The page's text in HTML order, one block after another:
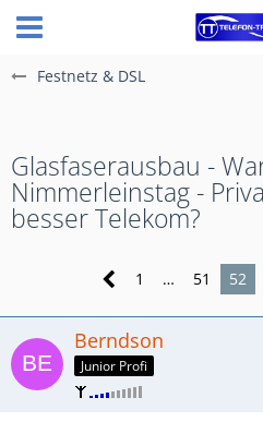
Festnetz & DSL
Glasfaserausbau -
Nimmerleinstag -
besser Telekom?
1 … 51 52
Berndson
Junior Profi